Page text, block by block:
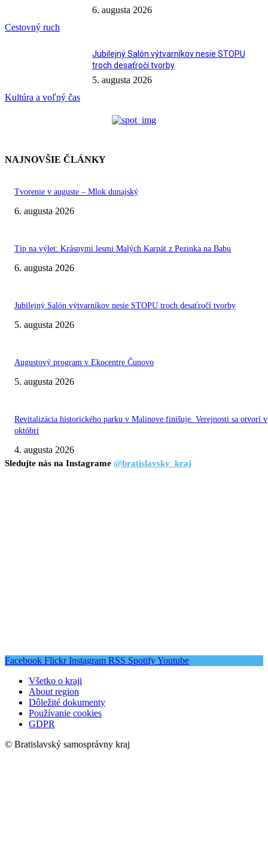
Cestovný ruch
6. augusta 2026
Kultúra a voľný čas
Jubilejný Salón výtvarníkov nesie STOPU
troch desaťročí tvorby
5. augusta 2026
NAJNOVŠIE ČLÁNKY
Tvorenie v auguste – Mlok dunajský
6. augusta 2026
Tip na výlet: Krásnymi lesmi Malých Karpát z Pezinka na Babu
6. augusta 2026
Jubilejný Salón výtvarníkov nesie STOPU troch desaťročí tvorby
5. augusta 2026
Augustový program v Ekocentre Čunovo
5. augusta 2026
Revitalizácia historického parku v Malinove finišuje. Verejnosti sa otvorí v
októbri
4. augusta 2026
Sledujte nás na Instagrame @bratislavsky_kraj
Facebook Flickr Instagram RSS SpotifyYoutube
Všetko o kraji
About region
Dôležité dokumenty
Používanie cookies
GDPR
© Bratislavský samosprávny kraj